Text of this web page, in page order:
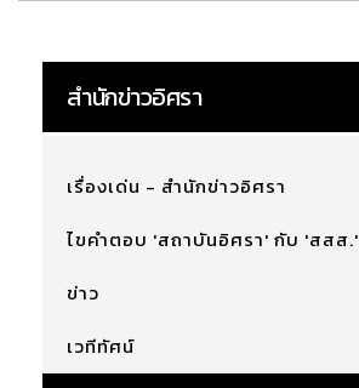
สำนักข่าวอิศรา
เรื่องเด่น - สำนักข่าวอิศรา
ไขคำตอบ 'สถาบันอิศรา' กับ 'สสส.'
ข่าว
เวทีทัศน์